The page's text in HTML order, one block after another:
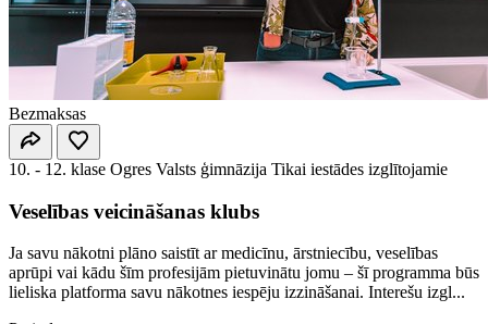
Bezmaksas
10. - 12. klase Ogres Valsts ģimnāzija Tikai iestādes izglītojamie
Veselības veicināšanas klubs
Ja savu nākotni plāno saistīt ar medicīnu, ārstniecību, veselības
aprūpi vai kādu šīm profesijām pietuvinātu jomu – šī programma būs
lieliska platforma savu nākotnes iespēju izzināšanai. Interešu izgl...